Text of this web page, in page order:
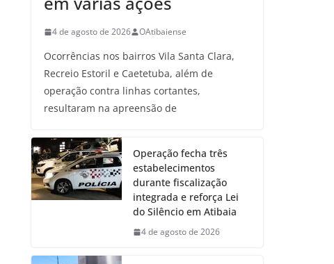
4 de agosto de 2026 OAtibaiense
Ocorrências nos bairros Vila Santa Clara,
Recreio Estoril e Caetetuba, além de
operação contra linhas cortantes,
resultaram na apreensão de
Operação fecha três
estabelecimentos
durante fiscalização
integrada e reforça Lei
do Silêncio em Atibaia
4 de agosto de 2026